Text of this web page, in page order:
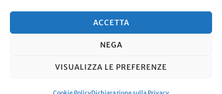
ACCETTA
NEGA
VISUALIZZA LE PREFERENZE
riservati.Travel Nomad | Sviluppato da
Blossom Themes. Powered byWordPress